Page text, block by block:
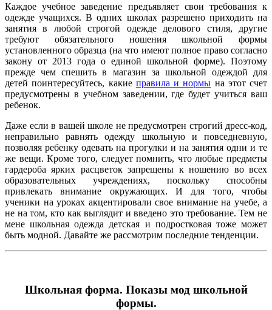
Каждое учебное заведение предъявляет свои требования к
одежде учащихся. В одних школах разрешено приходить на
занятия в любой строгой одежде делового стиля, другие
требуют обязательного ношения школьной формы
установленного образца (на что имеют полное право согласно
закону от 2013 года о единой школьной форме). Поэтому
прежде чем спешить в магазин за школьной одеждой для
детей поинтересуйтесь, какие правила и нормы на этот счет
предусмотрены в учебном заведении, где будет учиться ваш
ребенок.
Даже если в вашей школе не предусмотрен строгий дресс-код,
неправильно равнять одежду школьную и повседневную,
позволяя ребенку одевать на прогулки и на занятия одни и те
же вещи. Кроме того, следует помнить, что любые предметы
гардероба ярких расцветок запрещены к ношению во всех
образовательных учреждениях, поскольку способны
привлекать внимание окружающих. И для того, чтобы
ученики на уроках акцентировали свое внимание на учебе, а
не на том, кто как выглядит и введено это требование. Тем не
мене школьная одежда детская и подростковая тоже может
быть модной. Давайте же рассмотрим последние тенденции.
Школьная форма. Показы мод школьной
формы.